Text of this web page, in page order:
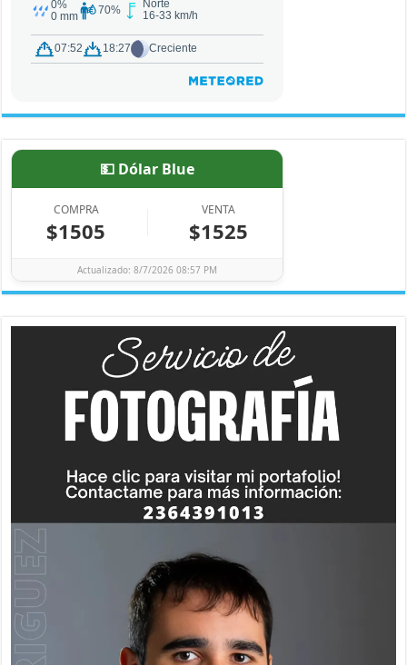
💵 Dólar Blue
COMPRA
$1505
VENTA
$1525
Actualizado: 8/7/2026 08:57 PM